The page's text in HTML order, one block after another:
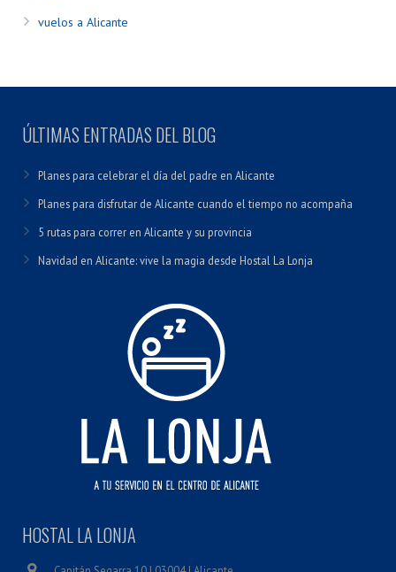
vuelos a Alicante
ÚLTIMAS ENTRADAS DEL BLOG
Planes para celebrar el día del padre en Alicante
Planes para disfrutar de Alicante cuando el tiempo no acompaña
5 rutas para correr en Alicante y su provincia
Navidad en Alicante: vive la magia desde Hostal La Lonja
HOSTAL LA LONJA